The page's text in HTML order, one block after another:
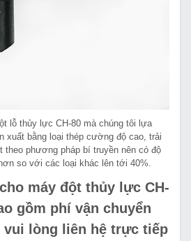
lỗ thủy lực CH-80 mà chúng tôi lựa
xuất bằng loại thép cường độ cao, trải
theo phương pháp bí truyền nên có độ
so với các loại khác lên tới 40%.
máy đột thủy lực CH-
gồm phí vận chuyển
lòng liên hệ trực tiếp